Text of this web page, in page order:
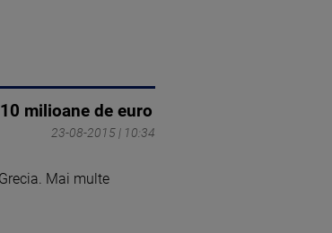
milioane de euro
23-08-2015 | 10:34
Mai multe